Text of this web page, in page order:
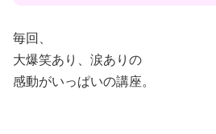
毎回、
大爆笑あり、涙ありの
感動がいっぱいの講座。